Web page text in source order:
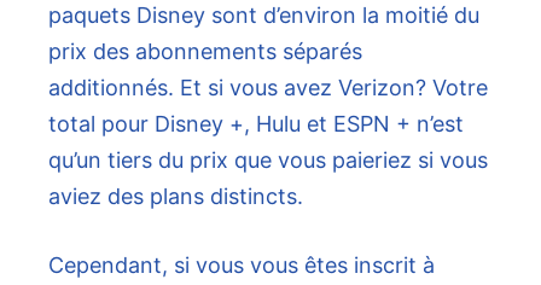
paquets Disney sont d’environ la moitié du
prix des abonnements séparés
additionnés. Et si vous avez Verizon? Votre
total pour Disney +, Hulu et ESPN + n’est
qu’un tiers du prix que vous paieriez si vous
aviez des plans distincts.
Cependant, si vous vous êtes inscrit à